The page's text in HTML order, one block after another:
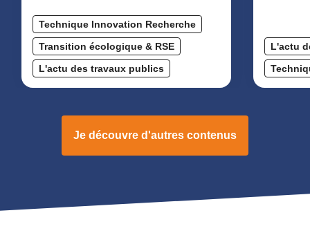
Technique Innovation Recherche
Transition écologique & RSE
L'actu des travaux publics
L'actu
Je découvre d'autres contenus